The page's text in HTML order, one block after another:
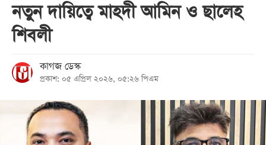
প্রচ্ছদ
জাতীয়
রাজনীতি
অর্থনীতি
আন্তর্জাতিক
নতুন দায়িত্বে মাহদী আমিন ও ছালেহ
শিবলী
কাগজ ডেস্ক
প্রকাশ: ০৫ এপ্রিল ২০২৬, ০৫:২৬ পিএম